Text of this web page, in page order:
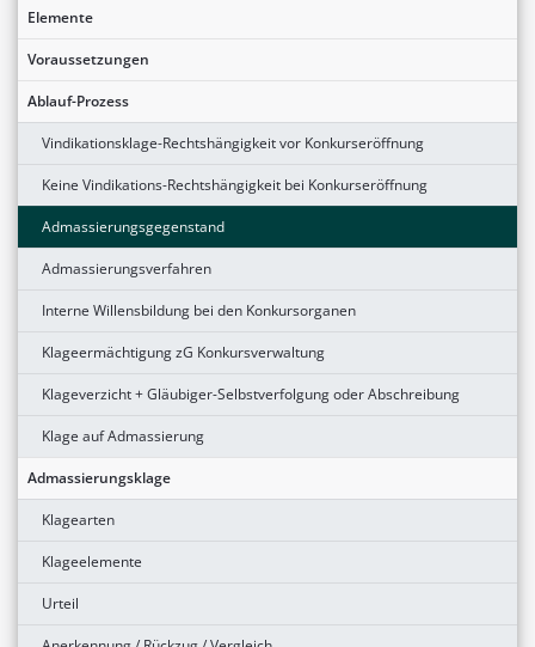
Elemente
Voraussetzungen
Ablauf-Prozess
Vindikationsklage-Rechtshängigkeit vor Konkurseröffnung
Keine Vindikations-Rechtshängigkeit bei Konkurseröffnung
Admassierungsgegenstand
Admassierungsverfahren
Interne Willensbildung bei den Konkursorganen
Klageermächtigung zG Konkursverwaltung
Klageverzicht + Gläubiger-Selbstverfolgung oder Abschreibung
Klage auf Admassierung
Admassierungsklage
Klagearten
Klageelemente
Urteil